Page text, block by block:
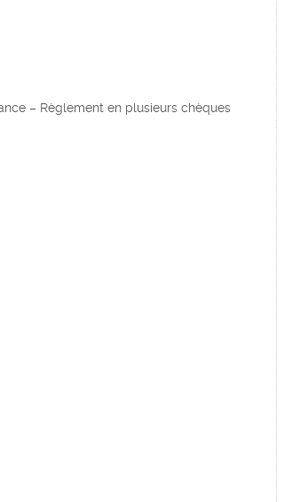
– Règlement en plusieurs chèques